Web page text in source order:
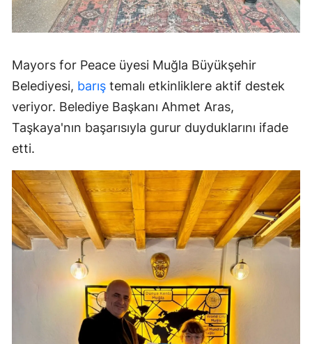
Mayors for Peace üyesi Muğla Büyükşehir
Belediyesi, barış temalı etkinliklere aktif destek
veriyor. Belediye Başkanı Ahmet Aras,
Taşkaya'nın başarısıyla gurur duyduklarını ifade
etti.